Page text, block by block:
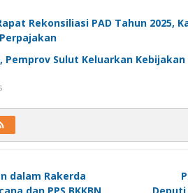
Rekonsiliasi PAD Tahun 2025,
Sulut Keluarkan Kebijakan
dalam Rakerda
dan PPS BKKBN
Deputi